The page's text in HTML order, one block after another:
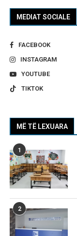
MEDIAT SOCIALE
FACEBOOK
INSTAGRAM
YOUTUBE
TIKTOK
MË TË LEXUARA
1
2